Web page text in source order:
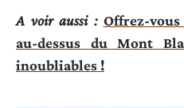
A voir aussi : Offrez-
au-dessus du Mont
inoubliables !